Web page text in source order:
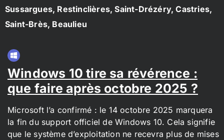
Sussargues, Restinclières, Saint-Drézéry, Castries,
Saint-Brès, Beaulieu
Windows 10 tire sa révérence :
que faire après octobre 2025 ?
Microsoft l’a confirmé : le 14 octobre 2025 marquera
la fin du support officiel de Windows 10. Cela signifie
que le système d’exploitation ne recevra plus de mises